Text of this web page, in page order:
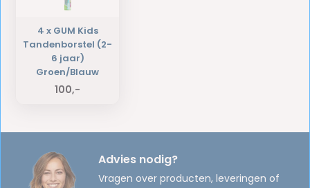
4 x GUM Kids
Tandenborstel (2-
6 jaar)
Groen/Blauw
100,-
Advies nodig?
Vragen over producten, leveringen of